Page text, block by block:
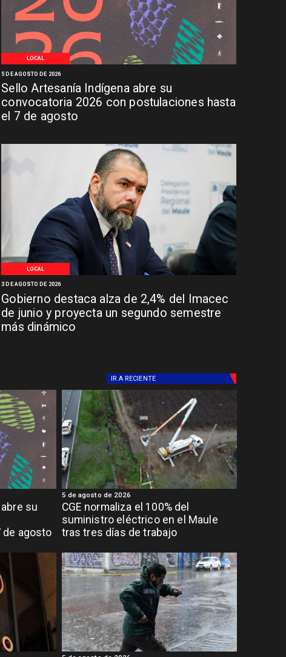
LOCAL
Sello Artesanía Indígena abre su
convocatoria 2026 con postulaciones hasta
el 7 de agosto
5 DE AGOSTO DE 2026
LOCAL
Gobierno destaca alza de 2,4% del Imacec
de junio y proyecta un segundo semestre
más dinámico
3 DE AGOSTO DE 2026
IR A RECIENTE
su
de agosto
CGE normaliza el 100% del
suministro eléctrico en el Maule
tras tres días de trabajo
5 de agosto de 2026